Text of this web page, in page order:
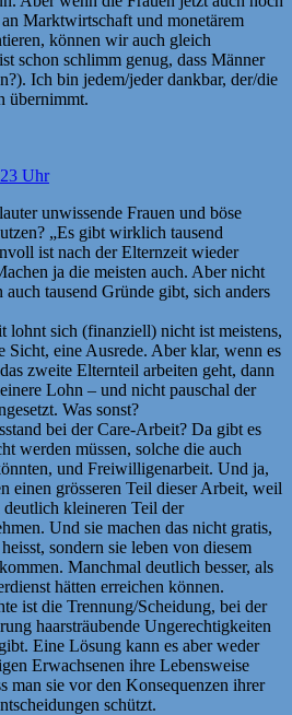
Marktwirtschaft und monetärem
können wir auch gleich
schon schlimm genug, dass Männer
Ich bin jedem/jeder dankbar, der/die
übernimmt.
Uhr
unwissende Frauen und böse
„Es gibt wirklich tausend
ist nach der Elternzeit wieder
ja die meisten auch. Aber nicht
tausend Gründe gibt, sich anders
lohnt sich (finanziell) nicht ist meistens,
Sicht, eine Ausrede. Aber klar, wenn es
zweite Elternteil arbeiten geht, dann
Lohn – und nicht pauschal der
Was sonst?
bei der Care-Arbeit? Da gibt es
werden müssen, solche die auch
und Freiwilligenarbeit. Und ja,
einen grösseren Teil dieser Arbeit, weil
kleineren Teil der
Und sie machen das nicht gratis,
sondern sie leben von diesem
Manchmal deutlich besser, als
hätten erreichen können.
ist die Trennung/Scheidung, bei der
haarsträubende Ungerechtigkeiten
Eine Lösung kann es aber weder
Erwachsenen ihre Lebensweise
man sie vor den Konsequenzen ihrer
schützt.